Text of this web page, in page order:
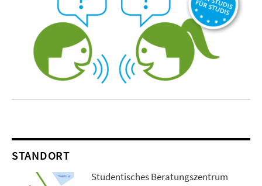
STANDORT
Studentisches Beratungszentrum